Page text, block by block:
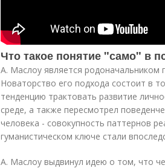
Что такое понятие "само" в
А. Маслоу является родоначальником
Новаторство его подхода состоит в
тенденцию трактовать развитие
среде, а также пересмотрел
человека - совокупность паттернов
гуманистическом ключе стали
А. Маслоу выдвинул идею о том, что